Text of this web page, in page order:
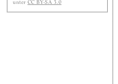
unter CC BY-SA 3.0